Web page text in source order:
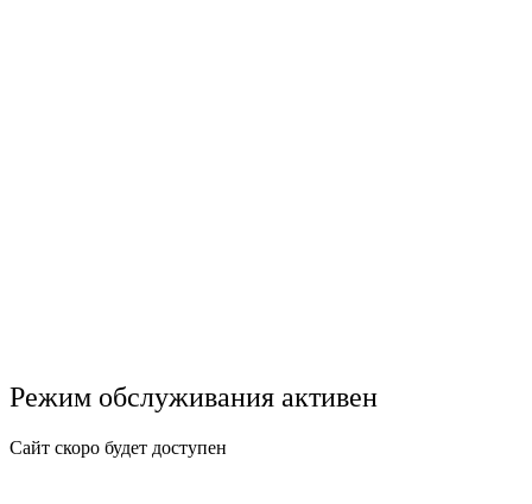
Режим обслуживания активен
Сайт скоро будет доступен